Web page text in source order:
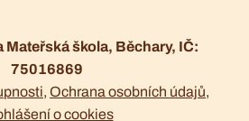
Mateřská škola, Běchary, IČ:
75016869
Ochrana osobních údajů
o cookies